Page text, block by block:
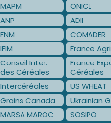
MAPM
ONICL
ANP
ADII
FNM
COMADER
IFIM
France
Conseil Inter.
des Céréales
France
Céréales
Intercéréales
US WHEAT
Grains Canada
Ukrainian
MARSA MAROC
SOSIPO